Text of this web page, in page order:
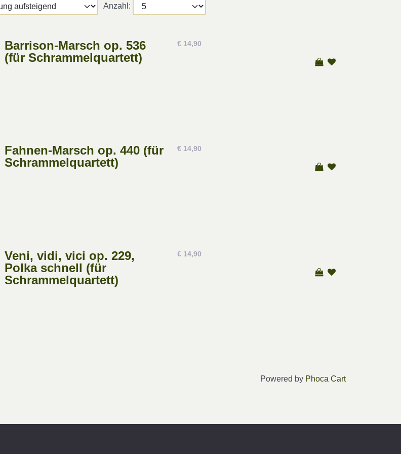
Anzahl:
Barrison-Marsch op. 536
(für Schrammelquartett)
€ 14,90
Fahnen-Marsch op. 440 (für
Schrammelquartett)
€ 14,90
Veni, vidi, vici op. 229,
Polka schnell (für
Schrammelquartett)
€ 14,90
Powered by Phoca Cart